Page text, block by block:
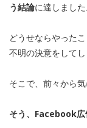
う結論に達しました
どうせならやった
不明の決意をして
そこで、前々から
そう、Facebook広